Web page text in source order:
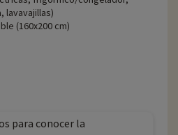
lavavajillas)
(160x200 cm)
para conocer la